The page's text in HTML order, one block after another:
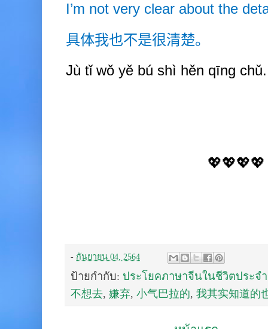
I’m not very clear about the
具体我也不是很清楚。
Jù tǐ wǒ yě bú shì hěn qīng chǔ.
💖💖💖💖
- กันยายน 04, 2564
ป้ายกำกับ: ประโยคภาษาจีนในชีวิตประจ
不想去, 嫌弃, 小气巴拉的, 我其实知道的